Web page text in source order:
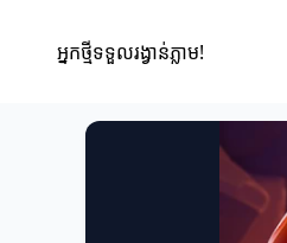
អ្នកថ្មីទទួលរង្វាន់ភ្លាម!